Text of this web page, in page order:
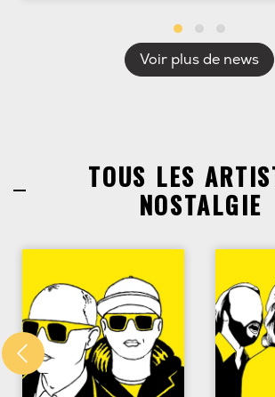
Voir plus de news
TOUS LES
NOSTALGIE